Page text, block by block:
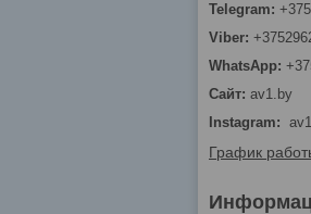
av1.by
Instagram
График